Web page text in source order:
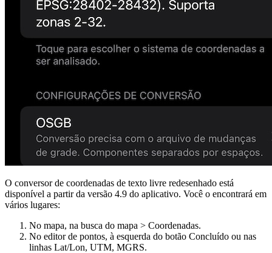
O conversor de coordenadas de texto livre redesenhado está
disponível a partir da versão 4.9 do aplicativo. Você o encontrará em
vários lugares:
No mapa, na busca do mapa > Coordenadas.
No editor de pontos, à esquerda do botão Concluído ou nas
linhas Lat/Lon, UTM, MGRS.